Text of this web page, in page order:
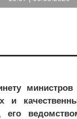
и
его